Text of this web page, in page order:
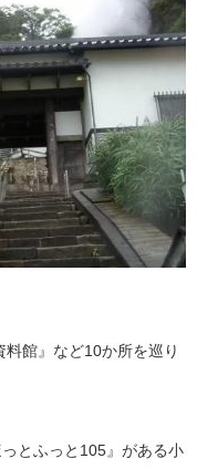
館』など10か所を巡り
とふっと105』がある小